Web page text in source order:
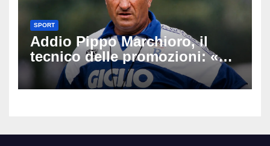
SPORT
Addio Pippo Marchioro, il
tecnico delle promozioni: «Ha
scritto pagine indimenticabili
del nostro calcio»